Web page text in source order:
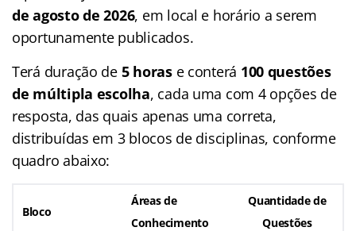
de agosto de 2026, em local e horário a serem
oportunamente publicados.
Terá duração de5 horas e conterá 100 questões
de múltipla escolha, cada uma com 4 opções de
resposta, das quais apenas uma correta,
distribuídas em 3 blocos de disciplinas, conforme
quadro abaixo:
Bloco
Áreas de
Conhecimento
Quantidade de
Questões